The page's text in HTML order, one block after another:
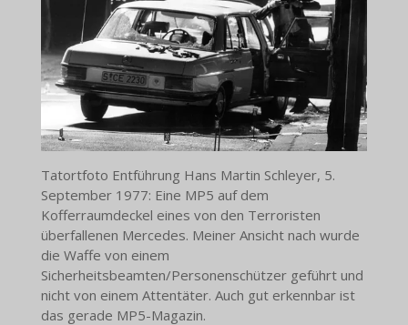
Tatortfoto Entführung Hans Martin Schleyer, 5.
September 1977: Eine MP5 auf dem
Kofferraumdeckel eines von den Terroristen
überfallenen Mercedes. Meiner Ansicht nach wurde
die Waffe von einem
Sicherheitsbeamten/Personenschützer geführt und
nicht von einem Attentäter. Auch gut erkennbar ist
das gerade MP5-Magazin.